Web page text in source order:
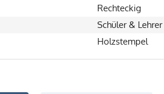
Rechteckig
Schüler & Lehrer
Holzstempel